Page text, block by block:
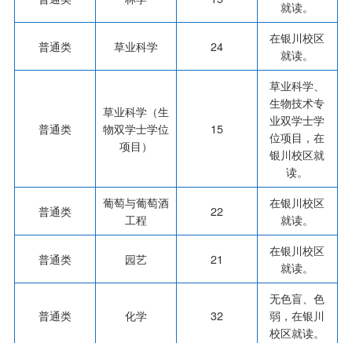
就读。
普通类 草业科学 24
在银川校区
就读。
普通类
草业科学（生
物双学士学位
项目）
15
草业科学、
生物技术专
业双学士学
位项目，在
银川校区就
读。
普通类
葡萄与葡萄酒
工程
22
在银川校区
就读。
普通类 园艺 21
在银川校区
就读。
普通类 化学 32
无色盲、色
弱，在银川
校区就读。